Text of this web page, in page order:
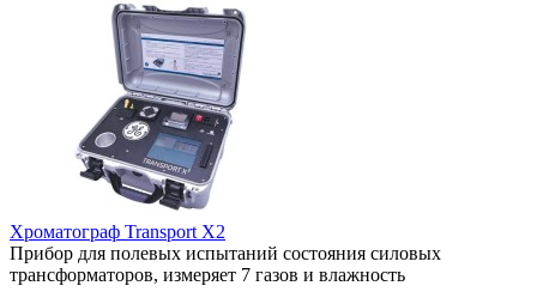
Хроматограф Transport X2
Прибор для полевых испытаний состояния силовых
трансформаторов, измеряет 7 газов и влажность